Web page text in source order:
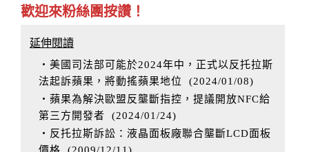
歡迎來粉絲團按讚！
延伸閱讀
‧美國司法部可能於2024年中，正式以反托拉斯
法起訴蘋果，將動搖蘋果地位
(2024/01/08)
‧蘋果為解決歐盟反壟斷指控，提議開放NFC給
第三方開發者 (2024/01/24)
‧反托拉斯訴訟：液晶面板廠聯合壟斷LCD面板